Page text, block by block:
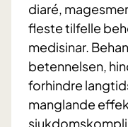
diaré,
fleste tilfelle
medisinar.
betennelsen,
forhindre
manglande